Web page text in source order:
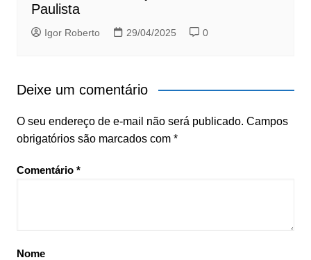
Paulista
Igor Roberto 29/04/2025 0
Deixe um comentário
O seu endereço de e-mail não será publicado. Campos
obrigatórios são marcados com *
Comentário *
Nome